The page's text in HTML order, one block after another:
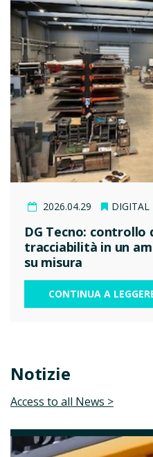
2026.04.29 DIGITAL
DG Tecno: controllo
tracciabilità in un
su misura
CONTINUA A
Notizie
Access to all News >